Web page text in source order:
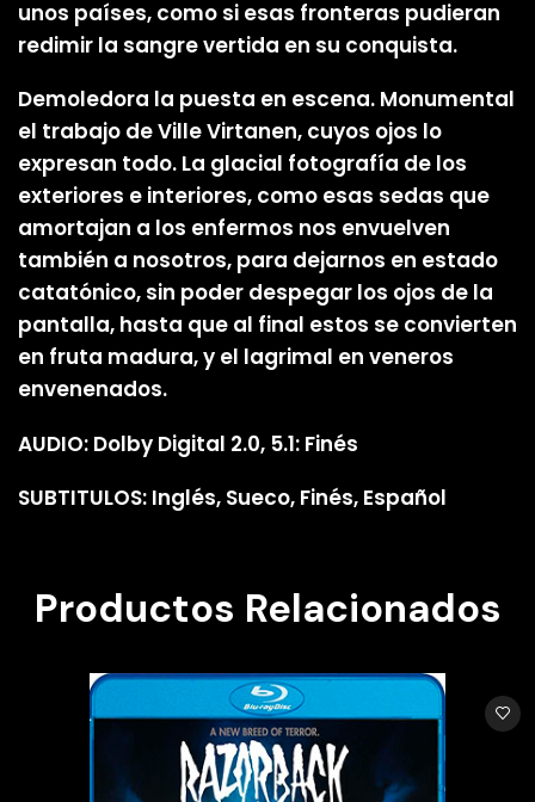
unos países, como si esas fronteras pudieran
redimir la sangre vertida en su conquista.
Demoledora la puesta en escena. Monumental
el trabajo de Ville Virtanen, cuyos ojos lo
expresan todo. La glacial fotografía de los
exteriores e interiores, como esas sedas que
amortajan a los enfermos nos envuelven
también a nosotros, para dejarnos en estado
catatónico, sin poder despegar los ojos de la
pantalla, hasta que al final estos se convierten
en fruta madura, y el lagrimal en veneros
envenenados.
AUDIO: Dolby Digital 2.0, 5.1: Finés
SUBTITULOS: Inglés, Sueco, Finés, Español
Productos Relacionados